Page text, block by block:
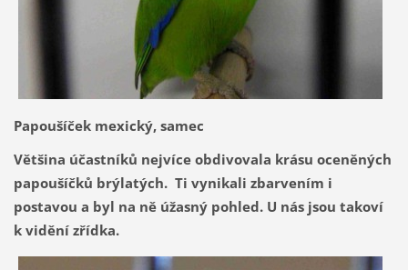
Papoušíček mexický, samec
Většina účastníků nejvíce obdivovala krásu oceněných
papoušíčků brýlatých. Ti vynikali zbarvením i
postavou a byl na ně úžasný pohled. U nás jsou takoví
k vidění zřídka.